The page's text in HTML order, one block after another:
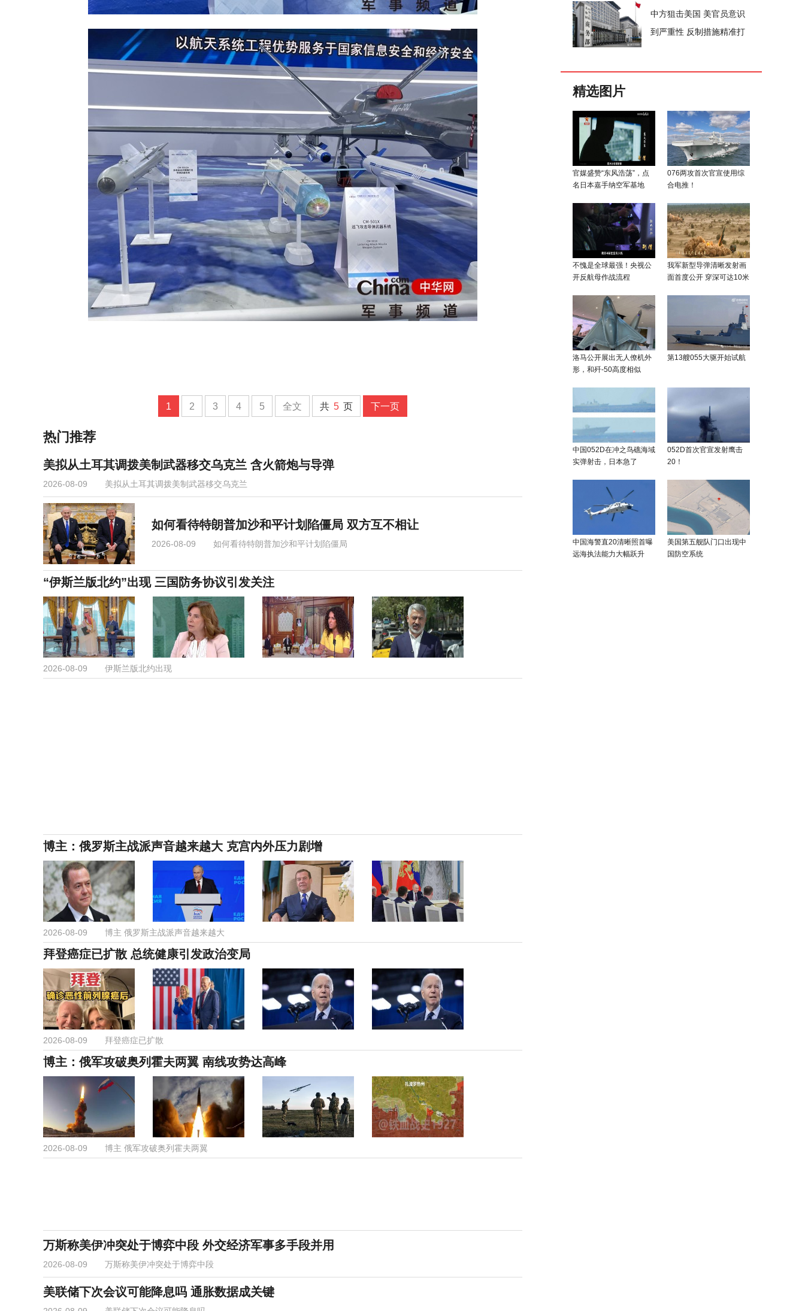
1 2 3 4 5 全文 共 5 页 下一页
热门推荐
美拟从土耳其调拨美制武器移交乌克兰 含火箭炮与导弹
2026-08-09 美拟从土耳其调拨美制武器移交乌克兰
如何看待特朗普加沙和平计划陷僵局 双方互不相让
2026-08-09 如何看待特朗普加沙和平计划陷僵局
“伊斯兰版北约”出现 三国防务协议引发关注
2026-08-09 伊斯兰版北约出现
博主：俄罗斯主战派声音越来越大 克宫内外压力剧增
2026-08-09 博主 俄罗斯主战派声音越来越大
拜登癌症已扩散 总统健康引发政治变局
2026-08-09 拜登癌症已扩散
博主：俄军攻破奥列霍夫两翼 南线攻势达高峰
2026-08-09 博主 俄军攻破奥列霍夫两翼
万斯称美伊冲突处于博弈中段 外交经济军事多手段并用
2026-08-09 万斯称美伊冲突处于博弈中段
美联储下次会议可能降息吗 通胀数据成关键
中方狙击美国 美官员意识
到严重性 反制措施精准打
精选图片
官媒盛赞“东风浩荡”，点
名日本嘉手纳空军基地
076两攻首次官宣使用综
合电推！
不愧是全球最强！央视公
开反航母作战流程
我军新型导弹清晰发射画
面首度公开 穿深可达10米
洛马公开展出无人僚机外
形，和歼-50高度相似
第13艘055大驱开始试航
中国052D在冲之鸟礁海域
实弹射击，日本急了
052D首次官宣发射鹰击
20！
中国海警直20清晰照首曝
远海执法能力大幅跃升
美国第五舰队门口出现中
国防空系统